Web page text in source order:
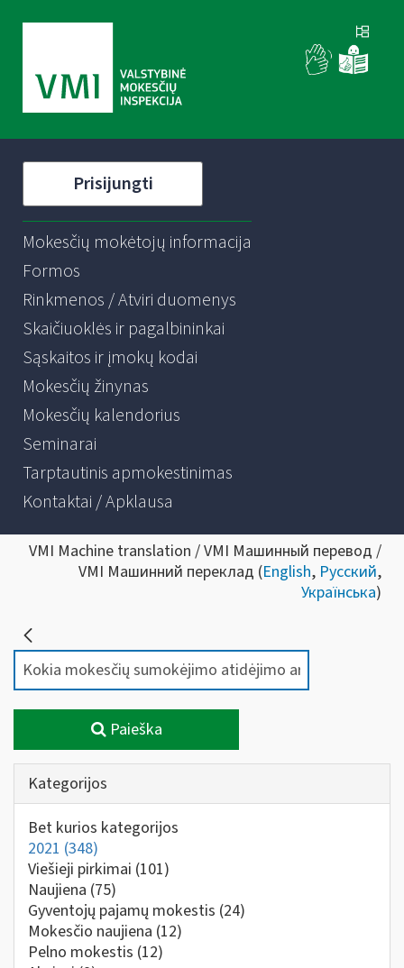
Prisijungti
Mokesčių mokėtojų informacija
Formos
Rinkmenos / Atviri duomenys
Skaičiuoklės ir pagalbininkai
Sąskaitos ir įmokų kodai
Mokesčių žinynas
Mokesčių kalendorius
Seminarai
Tarptautinis apmokestinimas
Kontaktai / Apklausa
VMI Machine translation / VMI Машинный перевод /
VMI Машинний переклад (English, Русский,
Українська)
Paieška
Kategorijos
Bet kurios kategorijos
2021 (348)
Viešieji pirkimai (101)
Naujiena (75)
Gyventojų pajamų mokestis (24)
Mokesčio naujiena (12)
Pelno mokestis (12)